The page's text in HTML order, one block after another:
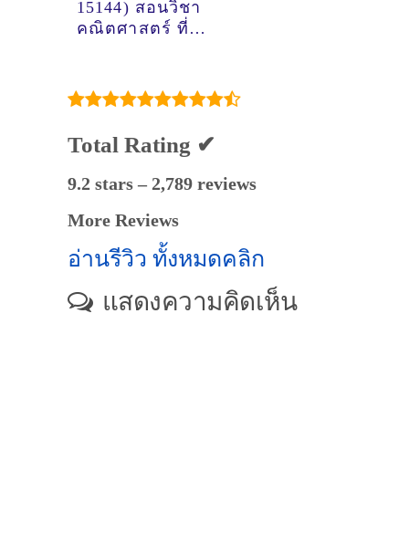
15144) สอนวิชา
คณิตศาสตร์ ที่
Total Rating ✔
9.2 stars – 2,789 reviews
More Reviews
อ่านรีวิว ทั้งหมดคลิก
แสดงความคิดเห็น